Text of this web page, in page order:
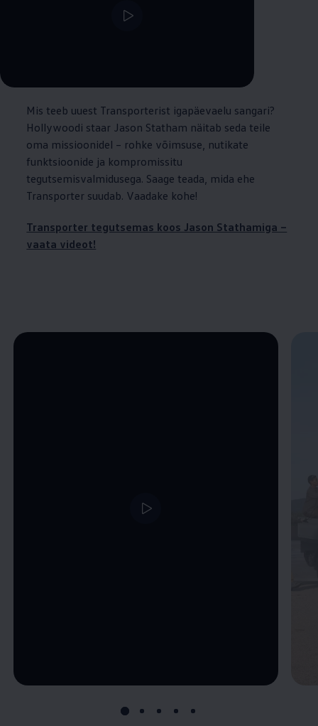
Remaining time, --:--
Mis teeb uuest Transporterist igapäevaelu sangari?
Hollywoodi staar Jason Statham näitab seda teile
oma missioonidel – rohke võimsuse, nutikate
funktsioonide ja kompromissitu
tegutsemisvalmidusega. Saage teada, mida ehe
Transporter suudab. Vaadake kohe!
Transporter tegutsemas koos Jason Stathamiga –
vaata videot!